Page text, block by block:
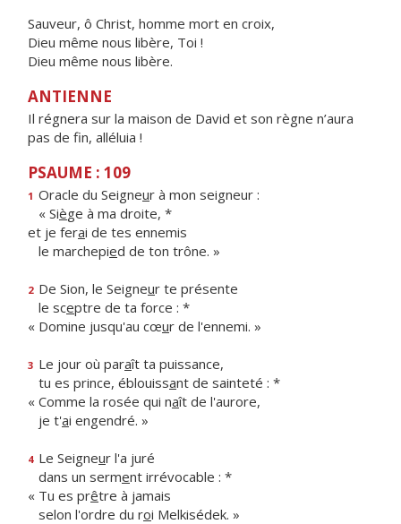
Sauveur, ô Christ, homme mort en croix,
Dieu même nous libère, Toi !
Dieu même nous libère.
ANTIENNE
Il régnera sur la maison de David et son règne n’aura
pas de fin, alléluia !
PSAUME : 109
1 Oracle du Seigneur à mon seigneur :
« Siège à ma droite, *
et je ferai de tes ennemis
le marchepied de ton trône. »
2 De Sion, le Seigneur te présente
le sceptre de ta force : *
« Domine jusqu'au cœur de l'ennemi. »
3 Le jour où paraît ta puissance,
tu es prince, éblouissant de sainteté : *
« Comme la rosée qui naît de l'aurore,
je t'ai engendré. »
4 Le Seigneur l'a juré
dans un serment irrévocable : *
« Tu es prêtre à jamais
selon l'ordre du roi Melkisédek. »